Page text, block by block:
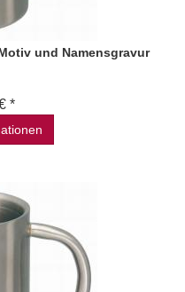
und Namensgravur
*